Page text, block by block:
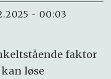
- 00:03
faktor
løse